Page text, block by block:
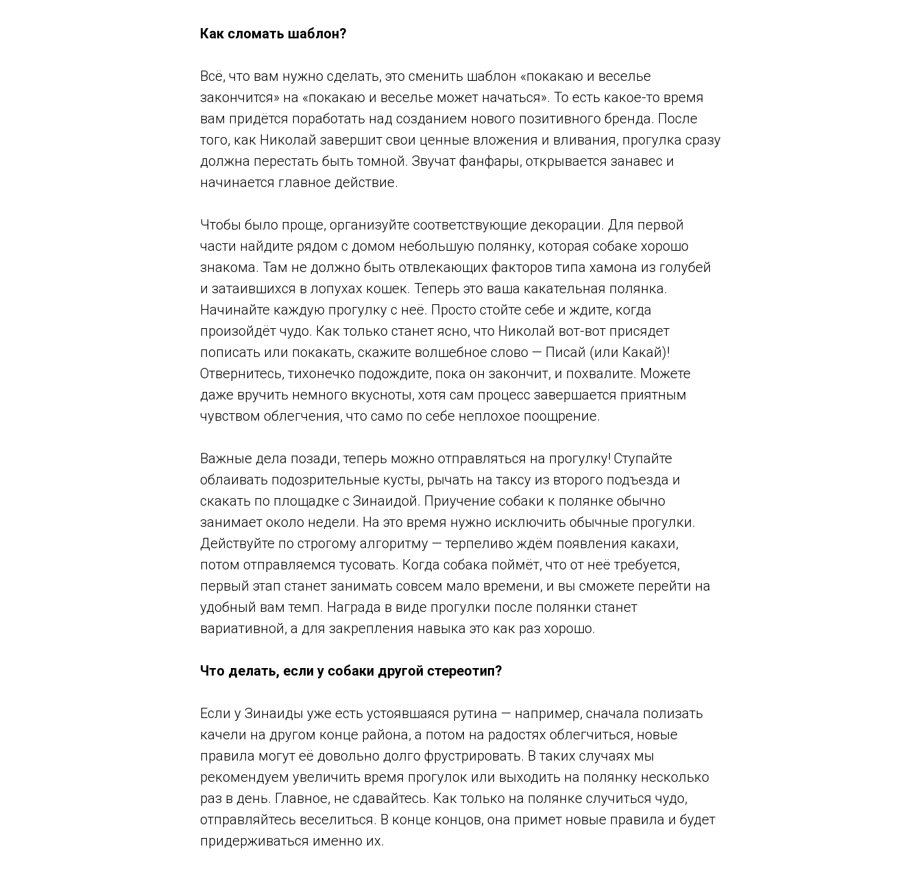
Как сломать шаблон?
Всё, что вам нужно сделать, это сменить шаблон «покакаю и веселье
закончится» на «покакаю и веселье может начаться». То есть какое-то время
вам придётся поработать над созданием нового позитивного бренда. После
того, как Николай завершит свои ценные вложения и вливания, прогулка сразу
должна перестать быть томной. Звучат фанфары, открывается занавес и
начинается главное действие.
Чтобы было проще, организуйте соответствующие декорации. Для первой
части найдите рядом с домом небольшую полянку, которая собаке хорошо
знакома. Там не должно быть отвлекающих факторов типа хамона из голубей
и затаившихся в лопухах кошек. Теперь это ваша какательная полянка.
Начинайте каждую прогулку с неё. Просто стойте себе и ждите, когда
произойдёт чудо. Как только станет ясно, что Николай вот-вот присядет
пописать или покакать, скажите волшебное слово — Писай (или Какай)!
Отвернитесь, тихонечко подождите, пока он закончит, и похвалите. Можете
даже вручить немного вкусноты, хотя сам процесс завершается приятным
чувством облегчения, что само по себе неплохое поощрение.
Важные дела позади, теперь можно отправляться на прогулку! Ступайте
облаивать подозрительные кусты, рычать на таксу из второго подъезда и
скакать по площадке с Зинаидой. Приучение собаки к полянке обычно
занимает около недели. На это время нужно исключить обычные прогулки.
Действуйте по строгому алгоритму — терпеливо ждём появления какахи,
потом отправляемся тусовать. Когда собака поймёт, что от неё требуется,
первый этап станет занимать совсем мало времени, и вы сможете перейти на
удобный вам темп. Награда в виде прогулки после полянки станет
вариативной, а для закрепления навыка это как раз хорошо.
Что делать, если у собаки другой стереотип?
Если у Зинаиды уже есть устоявшаяся рутина — например, сначала полизать
качели на другом конце района, а потом на радостях облегчиться, новые
правила могут её довольно долго фрустрировать. В таких случаях мы
рекомендуем увеличить время прогулок или выходить на полянку несколько
раз в день. Главное, не сдавайтесь. Как только на полянке случиться чудо,
отправляйтесь веселиться. В конце концов, она примет новые правила и будет
придерживаться именно их.